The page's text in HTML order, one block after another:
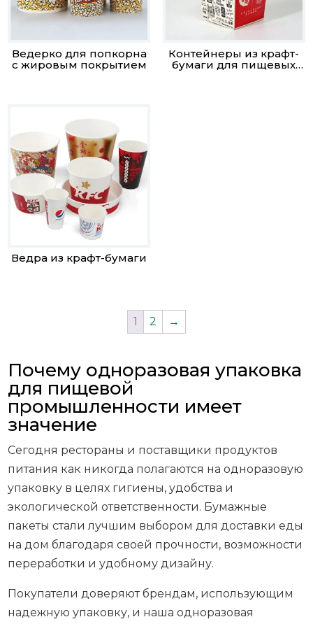
Ведерко для попкорна
с жировым покрытием
Контейнеры из крафт-
бумаги для пищевых
Ведра из крафт-бумаги
1 2 →
Почему одноразовая упаковка
для пищевой
промышленности имеет
значение
Сегодня рестораны и поставщики продуктов
питания как никогда полагаются на одноразовую
упаковку в целях гигиены, удобства и
экологической ответственности. Бумажные
пакеты стали лучшим выбором для доставки еды
на дом благодаря своей прочности, возможности
переработки и удобному дизайну.
Покупатели доверяют брендам, использующим
надежную упаковку, и наша одноразовая